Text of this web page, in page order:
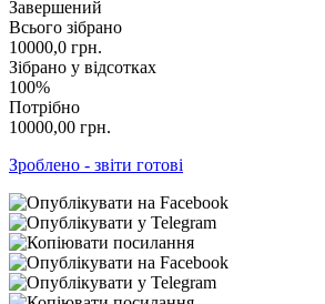
Завершений
Всього зібрано
10000,0 грн.
Зібрано у відсотках
100%
Потрібно
10000,00 грн.
Зроблено - звіти готові